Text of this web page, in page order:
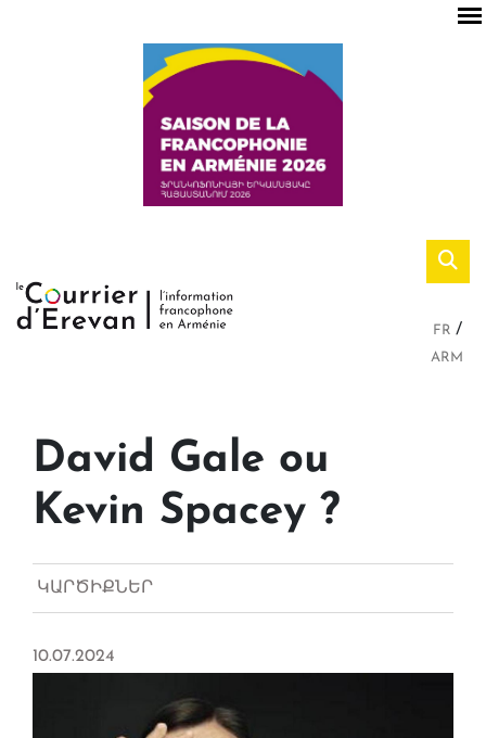
FR
ARM
David Gale ou
Kevin Spacey ?
ԿԱՐԾԻՔՆԵՐ
10.07.2024